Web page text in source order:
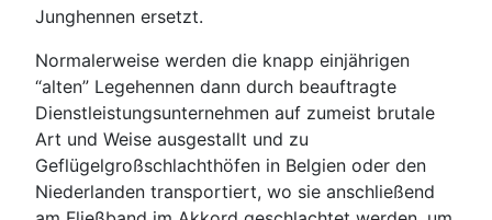
Junghennen ersetzt.
Normalerweise werden die knapp einjährigen
“alten” Legehennen dann durch beauftragte
Dienstleistungsunternehmen auf zumeist brutale
Art und Weise ausgestallt und zu
Geflügelgroßschlachthöfen in Belgien oder den
Niederlanden transportiert, wo sie anschließend